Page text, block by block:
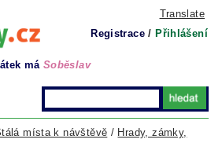
Translate
Registrace / Přihlášení
má Soběslav
místa k návštěvě / Hrady, zámky,